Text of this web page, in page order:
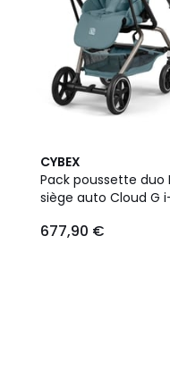
CYBEX
Pack poussette duo
siège auto Cloud G
677,90 €
2
Couleurs